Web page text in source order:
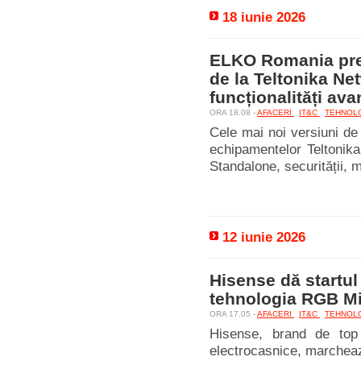
18 iunie 2026
ELKO Romania
de la Teltonika
funcționalități
ORA 18.08 -AFACERI IT&C
Cele mai noi versiuni
echipamentelor
Standalone, securității,
12 iunie 2026
Hisense dă
tehnologia RGB
ORA 17.05 -AFACERI IT&C
Hisense, brand de
electrocasnice,